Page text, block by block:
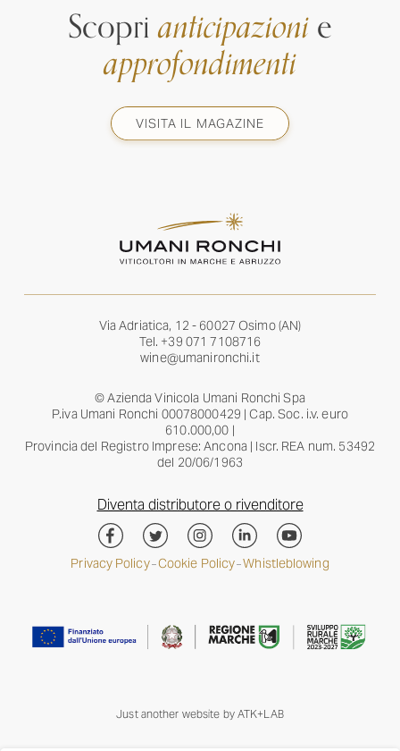
Scoprianticipazionie
approfondimenti
VISITA IL MAGAZINE
Via Adriatica, 12 - 60027 Osimo (AN)
Tel. +39 071 7108716
wine@umanironchi.it
© Azienda Vinicola Umani Ronchi Spa
P.iva Umani Ronchi 00078000429 | Cap. Soc. i.v. euro
610.000,00 |
Provincia del Registro Imprese: Ancona | Iscr. REA num. 53492
del 20/06/1963
Diventa distributore o rivenditore
Privacy Policy–Cookie Policy–Whistleblowing
Just another website by ATK+LAB